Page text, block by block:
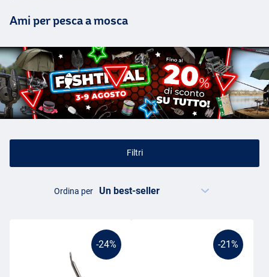
Ami per pesca a mosca
Filtri
Ordina per
-24% -21%